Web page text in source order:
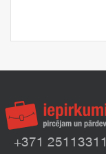
+371 25113311